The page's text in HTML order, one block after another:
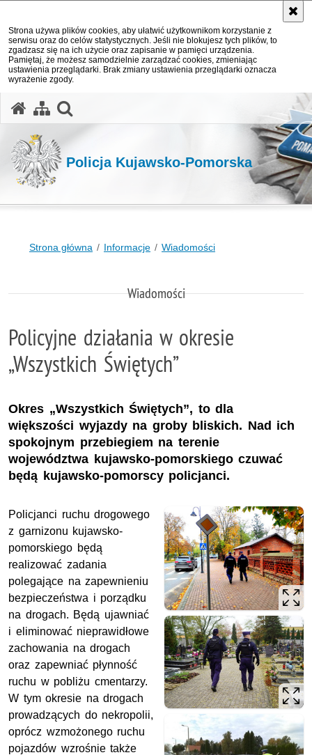
Strona używa plików cookies, aby ułatwić użytkownikom korzystanie z
serwisu oraz do celów statystycznych. Jeśli nie blokujesz tych plików, to
zgadzasz się na ich użycie oraz zapisanie w pamięci urządzenia.
Pamiętaj, że możesz samodzielnie zarządzać cookies, zmieniając
ustawienia przeglądarki. Brak zmiany ustawienia przeglądarki oznacza
wyrażenie zgody.
Policja Kujawsko-Pomorska
Strona główna Informacje Wiadomości
Wiadomości
Policyjne działania w okresie
„Wszystkich Świętych”
Okres „Wszystkich Świętych”, to dla
większości wyjazdy na groby bliskich. Nad ich
spokojnym przebiegiem na terenie
województwa kujawsko-pomorskiego czuwać
będą kujawsko-pomorscy policjanci.
Policjanci ruchu drogowego
z garnizonu kujawsko-
pomorskiego będą
realizować zadania
polegające na zapewnieniu
bezpieczeństwa i porządku
na drogach. Będą ujawniać
i eliminować nieprawidłowe
zachowania na drogach
oraz zapewniać płynność
ruchu w pobliżu cmentarzy.
W tym okresie na drogach
prowadzących do nekropolii,
oprócz wzmożonego ruchu
pojazdów wzrośnie także